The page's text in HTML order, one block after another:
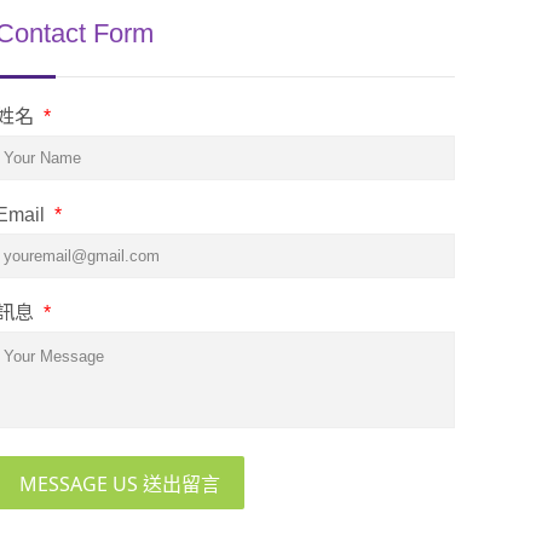
Form
名 *
*
息 *
MESSAGE US 送出留言